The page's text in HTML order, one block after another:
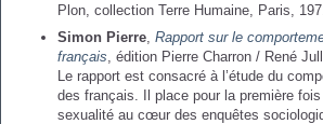
Plon, collection Terre Humaine, Paris,
Simon Pierre, Rapport sur le
français , édition Pierre Charron / René
Le rapport est consacré à l’étude du
des français. Il place pour la première
sexualité au cœur des enquêtes